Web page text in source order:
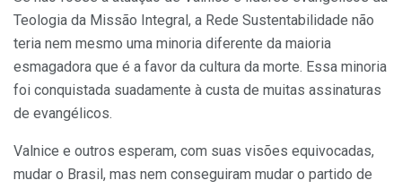
Teologia da Missão Integral, a Rede Sustentabilidade não
teria nem mesmo uma minoria diferente da maioria
esmagadora que é a favor da cultura da morte. Essa minoria
foi conquistada suadamente à custa de muitas assinaturas
de evangélicos.
Valnice e outros esperam, com suas visões equivocadas,
mudar o Brasil, mas nem conseguiram mudar o partido de